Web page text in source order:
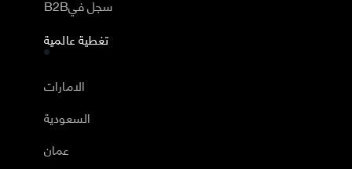
B2Bسجل في
تغطية عالمية
الامارات
السعودية
عمان